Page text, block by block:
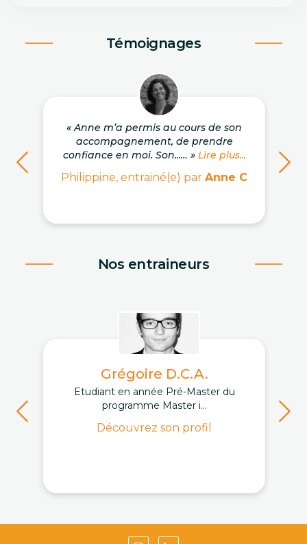
Témoignages
« Anne m’a permis au cours de son
accompagnement, de prendre
confiance en moi. Son...… » Lire plus...
Philippine, entrainé(e) par Anne C
Nos entraineurs
Grégoire D.C.A.
Etudiant en année Pré-Master du
programme Master i...
Découvrez son profil